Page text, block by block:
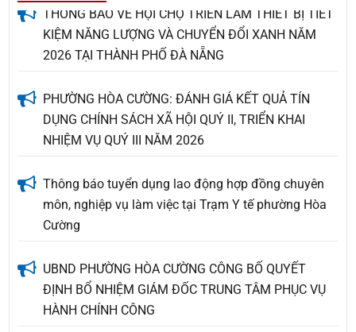
KIỆM NĂNG LƯỢNG VÀ CHUYỂN ĐỔI XANH NĂM
2026 TẠI THÀNH PHỐ ĐÀ NẴNG
DỤNG CHÍNH SÁCH XÃ HỘI QUÝ II, TRIỂN KHAI
NHIỆM VỤ QUÝ III NĂM 2026
môn, nghiệp vụ làm việc tại Trạm Y tế phường Hòa
Cường
ĐỊNH BỔ NHIỆM GIÁM ĐỐC TRUNG TÂM PHỤC VỤ
HÀNH CHÍNH CÔNG